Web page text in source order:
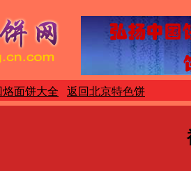
烙面饼大全 返回北京特色饼